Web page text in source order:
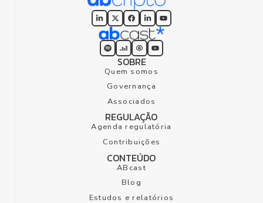
SOBRE
Quem somos
Governança
Associados
REGULAÇÃO
Agenda regulatória
Contribuições
CONTEÚDO
ABcast
Blog
Estudos e relatórios